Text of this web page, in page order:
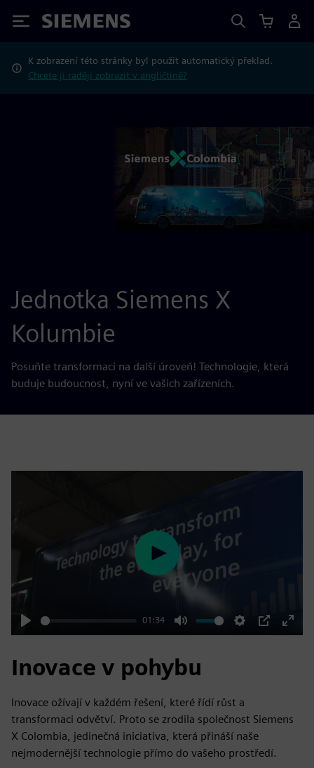
Siemens
K zobrazení této stránky byl použit automatický překlad.
Chcete ji raději zobrazit v angličtině?
Jednotka Siemens X
Kolumbie
Posuňte transformaci na další úroveň! Technologie, která
buduje budoucnost, nyní ve vašich zařízeních.
Play
01:34
Mute Settings
PIP
Enter
Play
Inovace v pohybu
Inovace ožívají v každém řešení, které řídí růst a
transformaci odvětví. Proto se zrodila společnost Siemens
X Colombia, jedinečná iniciativa, která přináší naše
nejmodernější technologie přímo do vašeho prostředí.